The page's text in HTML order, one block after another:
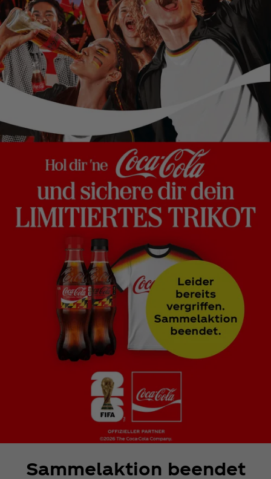
Sammelaktion beendet